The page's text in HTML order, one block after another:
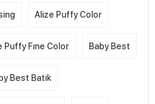
Alize Puffy Color
Puffy Fıne Color Baby Best
Best Batik